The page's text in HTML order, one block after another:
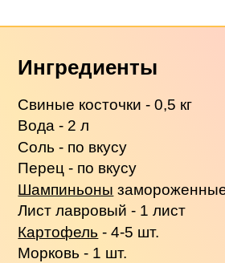
Ингредиенты
Свиные косточки - 0,5 кг
Вода - 2 л
Соль - по вкусу
Перец - по вкусу
Шампиньоны
Лист лавровый - 1 лист
Картофель - 4-5 шт.
Морковь - 1 шт.